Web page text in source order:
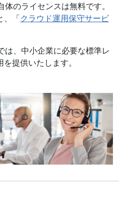
のライセンスは無料です。
、「クラウド運用保守サービ
、中小企業に必要な標準レ
提供いたします。